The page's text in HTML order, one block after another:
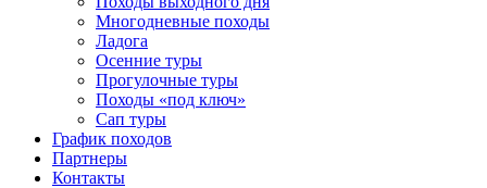
Многодневные походы
Ладога
Осенние туры
Прогулочные туры
Походы «под ключ»
Сап туры
График походов
Партнеры
Контакты